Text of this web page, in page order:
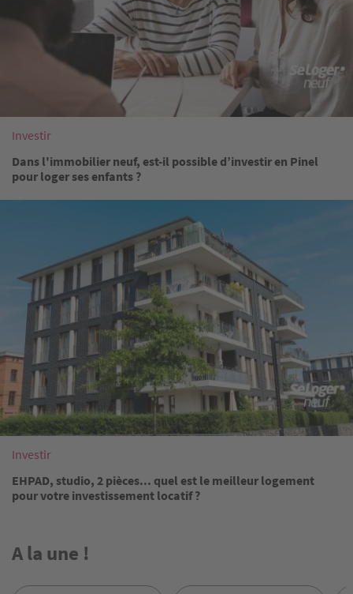
Investir
Dans l'immobilier neuf, est-il possible d’investir en Pinel
pour loger ses enfants ?
Investir
EHPAD, studio, 2 pièces... quel est le meilleur logement
pour votre investissement locatif ?
A la une !